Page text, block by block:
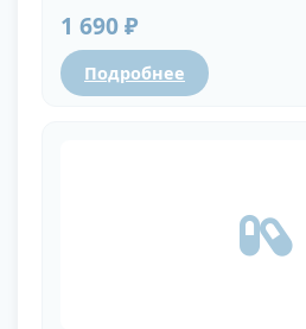
1 690 ₽
Подробнее